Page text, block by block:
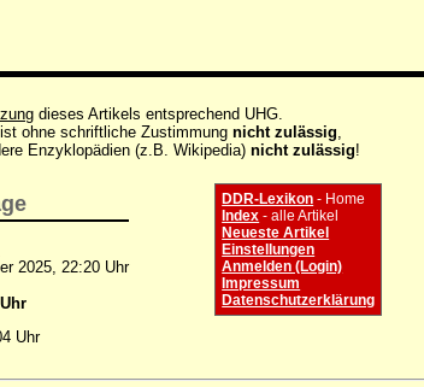
dieses Artikels entsprechend UHG.
ohne schriftliche Zustimmungnicht zulässig
Enzyklopädien (z.B. Wikipedia)nicht zulässig!
2025, 22:20 Uhr
Uhr
DDR-Lexikon - Home
Index - alle Artikel
Neueste Artikel
Einstellungen
Anmelden (Login)
Impressum
Datenschutzerklärung